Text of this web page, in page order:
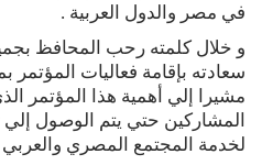
في مصر والدول العربية .
و خلال كلمته رحب المحافظ
سعادته بإقامة فعاليات المؤتمر
مشيرا إلي أهمية هذا المؤتمر
المشاركين حتي يتم الوصول إلي
لخدمة المجتمع المصري والعربي